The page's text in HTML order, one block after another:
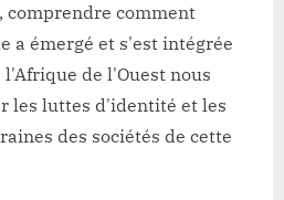
comprendre comment
a émergé et s'est intégrée
de l'Ouest nous
les luttes d'identité et les
des sociétés de cette